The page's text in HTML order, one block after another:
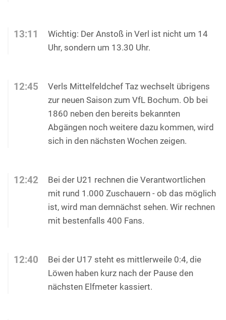
13:11
Wichtig: Der Anstoß in Verl ist nicht um 14
Uhr, sondern um 13.30 Uhr.
12:45
Verls Mittelfeldchef Taz wechselt übrigens
zur neuen Saison zum VfL Bochum. Ob bei
1860 neben den bereits bekannten
Abgängen noch weitere dazu kommen, wird
sich in den nächsten Wochen zeigen.
12:42
Bei der U21 rechnen die Verantwortlichen
mit rund 1.000 Zuschauern - ob das möglich
ist, wird man demnächst sehen. Wir rechnen
mit bestenfalls 400 Fans.
12:40
Bei der U17 steht es mittlerweile 0:4, die
Löwen haben kurz nach der Pause den
nächsten Elfmeter kassiert.